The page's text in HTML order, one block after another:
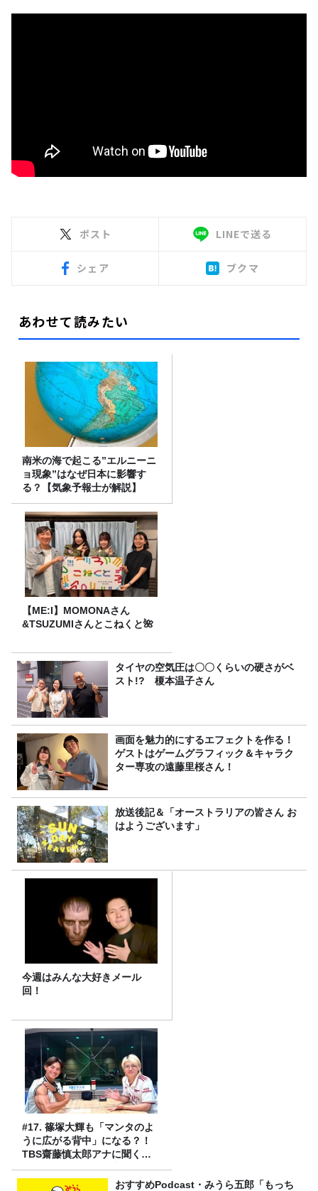
ポスト LINEで送る
シェア ブクマ
あわせて読みたい
南米の海で起こる”エルニーニ
ョ現象”はなぜ日本に影響す
る？【気象予報士が解説】
【ME:I】MOMONAさん
&TSUZUMIさんとこねくと🌺
タイヤの空気圧は〇〇くらいの硬さがベ
スト!? 榎本温子さん
画面を魅力的にするエフェクトを作る！
ゲストはゲームグラフィック＆キャラク
ター専攻の遠藤里桜さん！
放送後記＆「オーストラリアの皆さん お
はようございます」
今週はみんな大好きメール
回！
#17. 篠塚大輝も「マンタのよ
うに広がる背中」になる？！
TBS齋藤慎太郎アナに聞くメ
ンズフィジークの魅力！！
おすすめPodcast・みうら五郎「もっち